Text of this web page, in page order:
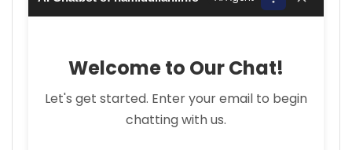
Welcome to Our Chat!
Let's get started. Enter your email to begin
chatting with us.